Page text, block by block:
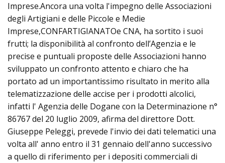
Imprese.Ancora una volta l'impegno delle Associazioni
degli Artigiani e delle Piccole e Medie
Imprese,CONFARTIGIANATOe CNA, ha sortito i suoi
frutti; la disponibilità al confronto dell’Agenzia e le
precise e puntuali proposte delle Associazioni hanno
sviluppato un confronto attento e chiaro che ha
portato ad un importantissimo risultato in merito alla
telematizzazione delle accise per i prodotti alcolici,
infatti l' Agenzia delle Dogane con la Determinazione n°
86767 del 20 luglio 2009, afirma del direttore Dott.
Giuseppe Peleggi, prevede l'invio dei dati telematici una
volta all' anno entro il 31 gennaio dell'anno successivo
a quello di riferimento per i depositi commerciali di